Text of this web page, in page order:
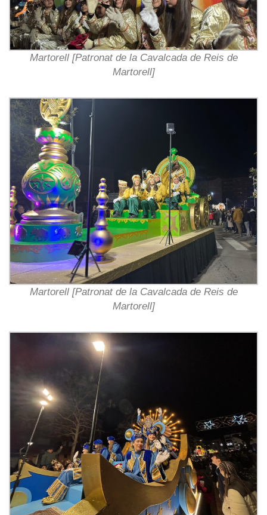
Martorell [Patronat de la Cavalcada de Reis de
Martorell]
Martorell [Patronat de la Cavalcada de Reis de
Martorell]